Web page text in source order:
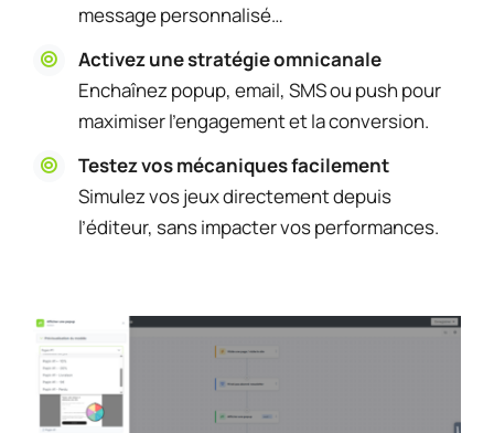
message personnalisé…
Activez une stratégie omnicanale
Enchaînez popup, email, SMS ou push pour
maximiser l’engagement et la conversion.
Testez vos mécaniques facilement
Simulez vos jeux directement depuis
l’éditeur, sans impacter vos performances.